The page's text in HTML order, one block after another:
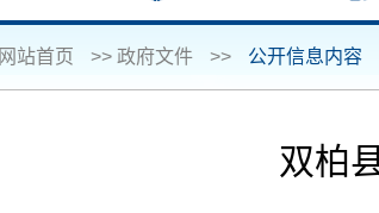
网站首页 >> 政府文件 >> 公开信息内容
双柏